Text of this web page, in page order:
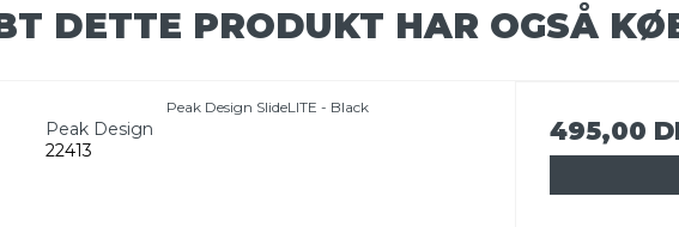
DETTE PRODUKT HAR OGSÅ
Peak Design SlideLITE - Black
Peak Design
22413
495,00